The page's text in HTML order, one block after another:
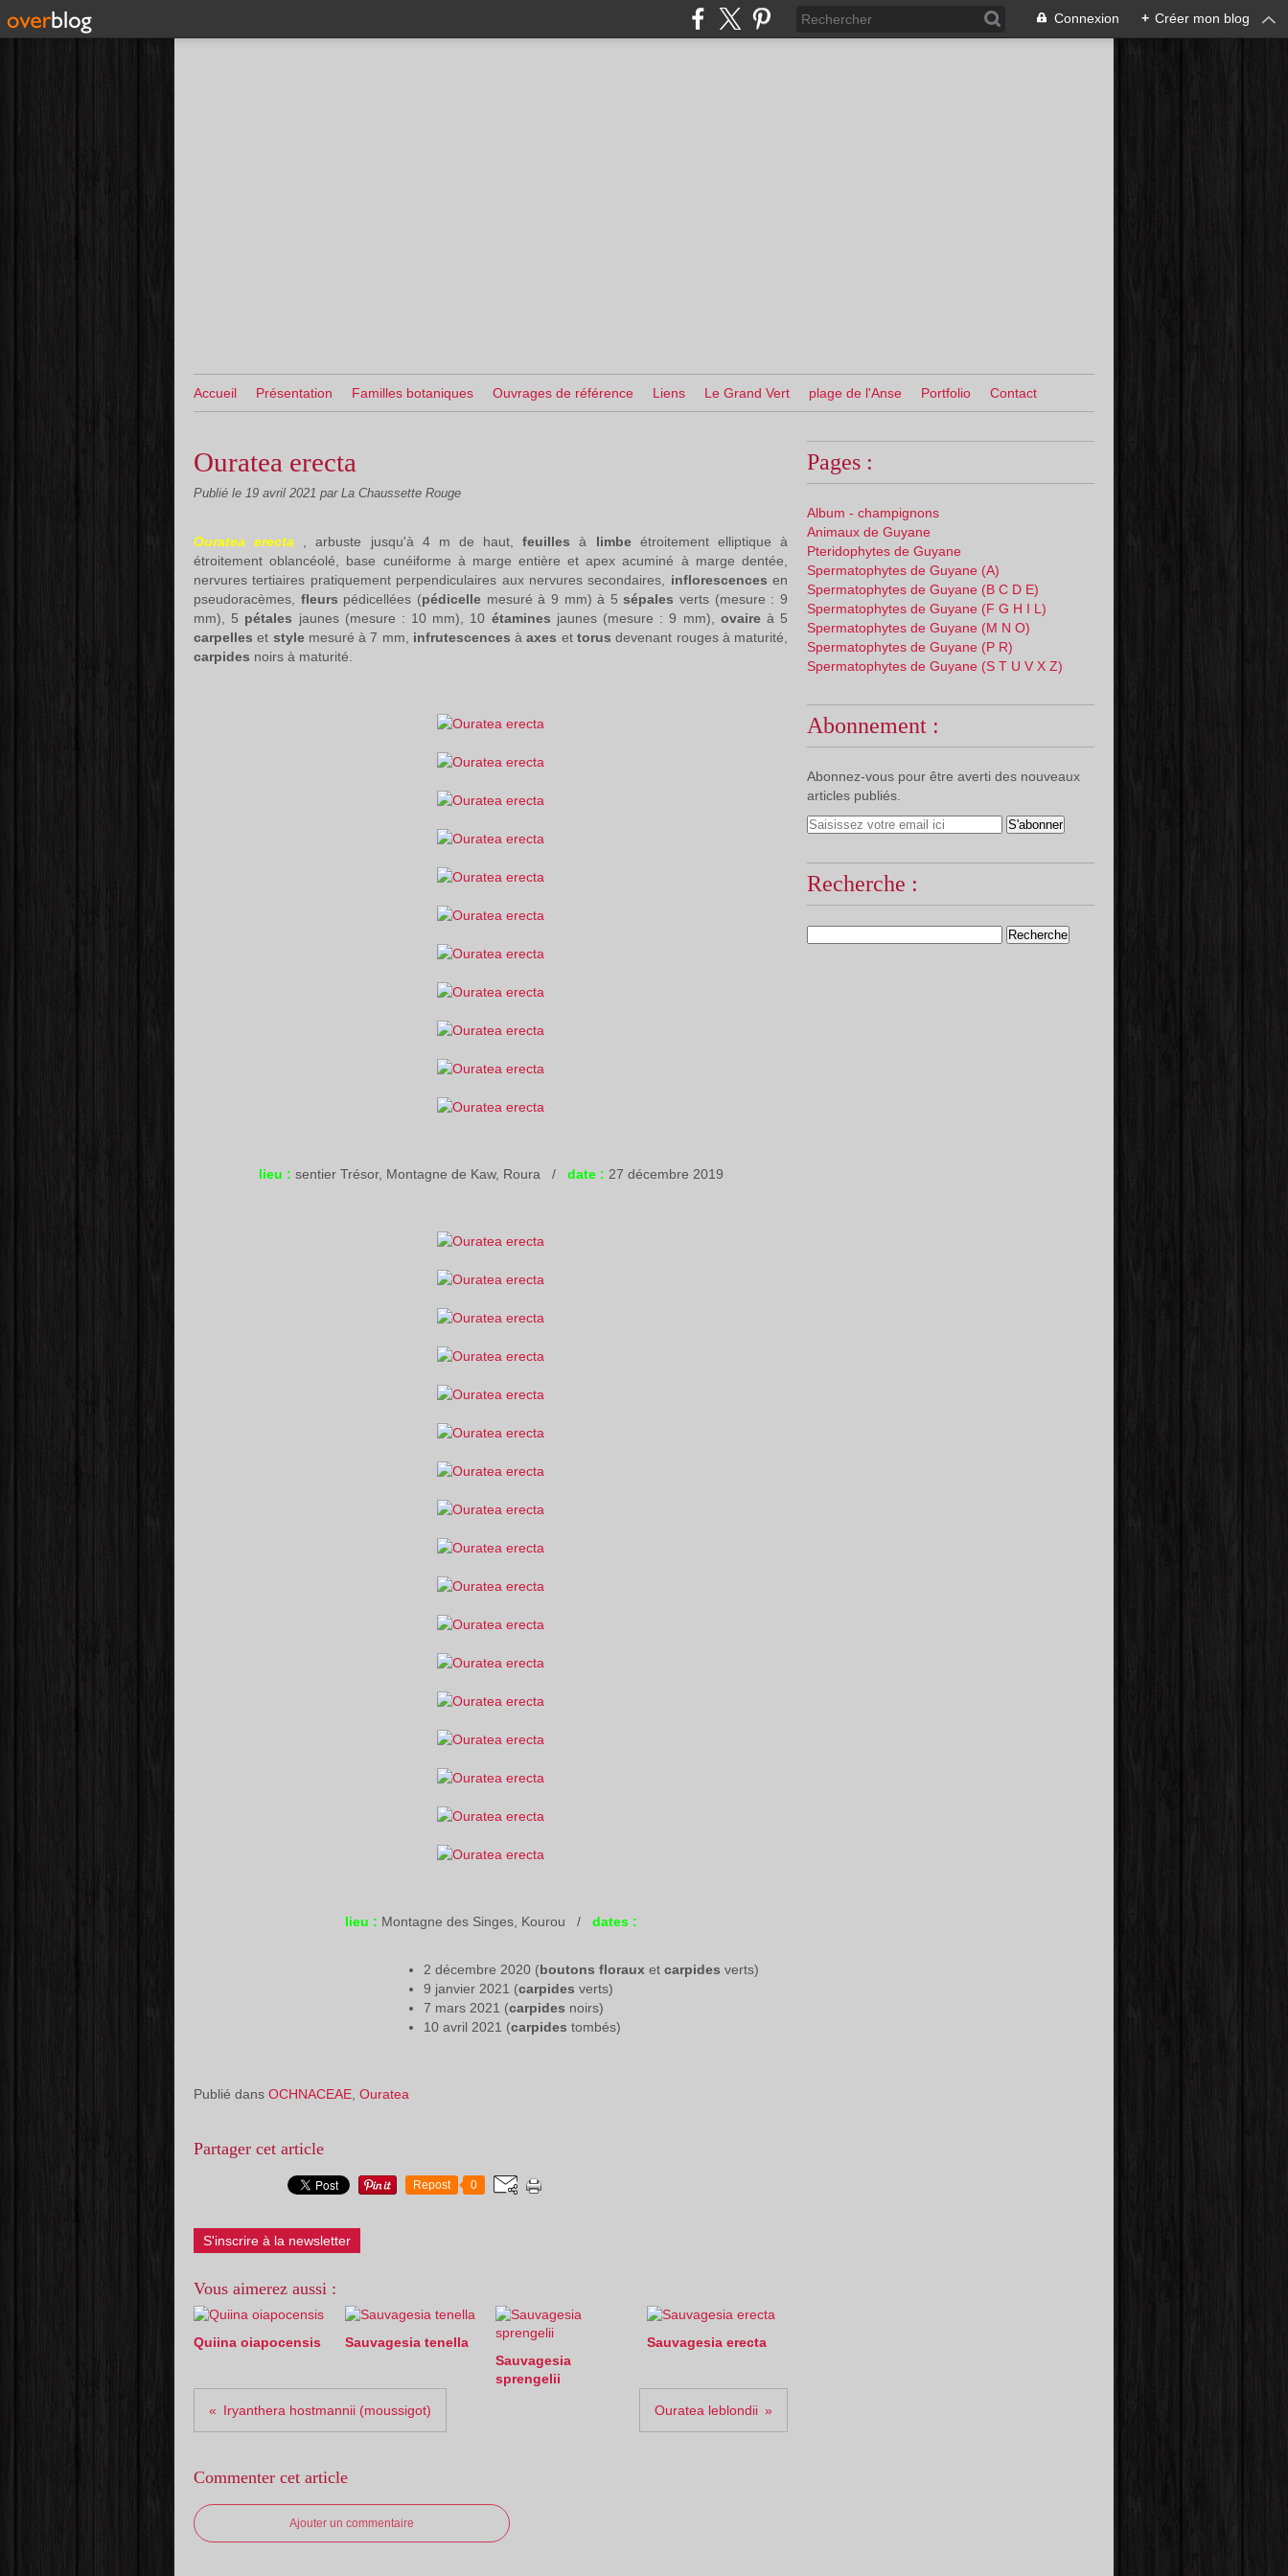
Connexion + Créer mon blog
Accueil Présentation Familles botaniques Ouvrages de référence Liens Le Grand Vert plage de l'Anse Portfolio Contact
Ouratea erecta
Publié le 19 avril 2021 par La Chaussette Rouge
Ouratea erecta , arbuste jusqu'à 4 m de haut,feuillesà limbe étroitement elliptique à
étroitement oblancéolé, base cunéiforme à marge entière et apex acuminé à marge dentée,
nervures tertiaires pratiquement perpendiculaires aux nervures secondaires, inflorescences en
pseudoracèmes, fleurs pédicellées (pédicelle mesuré à 9 mm) à 5sépalesverts (mesure : 9
mm), 5 pétales jaunes (mesure : 10 mm), 10 étamines jaunes (mesure : 9 mm), ovaire à 5
carpelleset style mesuré à 7 mm, infrutescencesàaxes ettorusdevenant rouges à maturité,
carpides noirs à maturité.
lieu : sentier Trésor, Montagne de Kaw, Roura / date : 27 décembre 2019
lieu : Montagne des Singes, Kourou / dates :
2 décembre 2020 (boutons floraux et carpides verts)
9 janvier 2021 (carpides verts)
7 mars 2021 (carpides noirs)
10 avril 2021 (carpides tombés)
Publié dans OCHNACEAE Ouratea
Partager cet article
Repost 0
S'inscrire à la newsletter
Vous aimerez aussi :
Quiina oiapocensis
Sauvagesia tenella
Sauvagesia
sprengelii
Sauvagesia erecta
Iryanthera hostmannii (moussigot) Ouratea leblondii
Commenter cet article
Ajouter un commentaire
Pages :
Album - champignons
Animaux de Guyane
Pteridophytes de Guyane
Spermatophytes de Guyane (A)
Spermatophytes de Guyane (B C D E)
Spermatophytes de Guyane (F G H I L)
Spermatophytes de Guyane (M N O)
Spermatophytes de Guyane (P R)
Spermatophytes de Guyane (S T U V X Z)
Abonnement :
Abonnez-vous pour être averti des nouveaux
articles publiés.
Recherche :